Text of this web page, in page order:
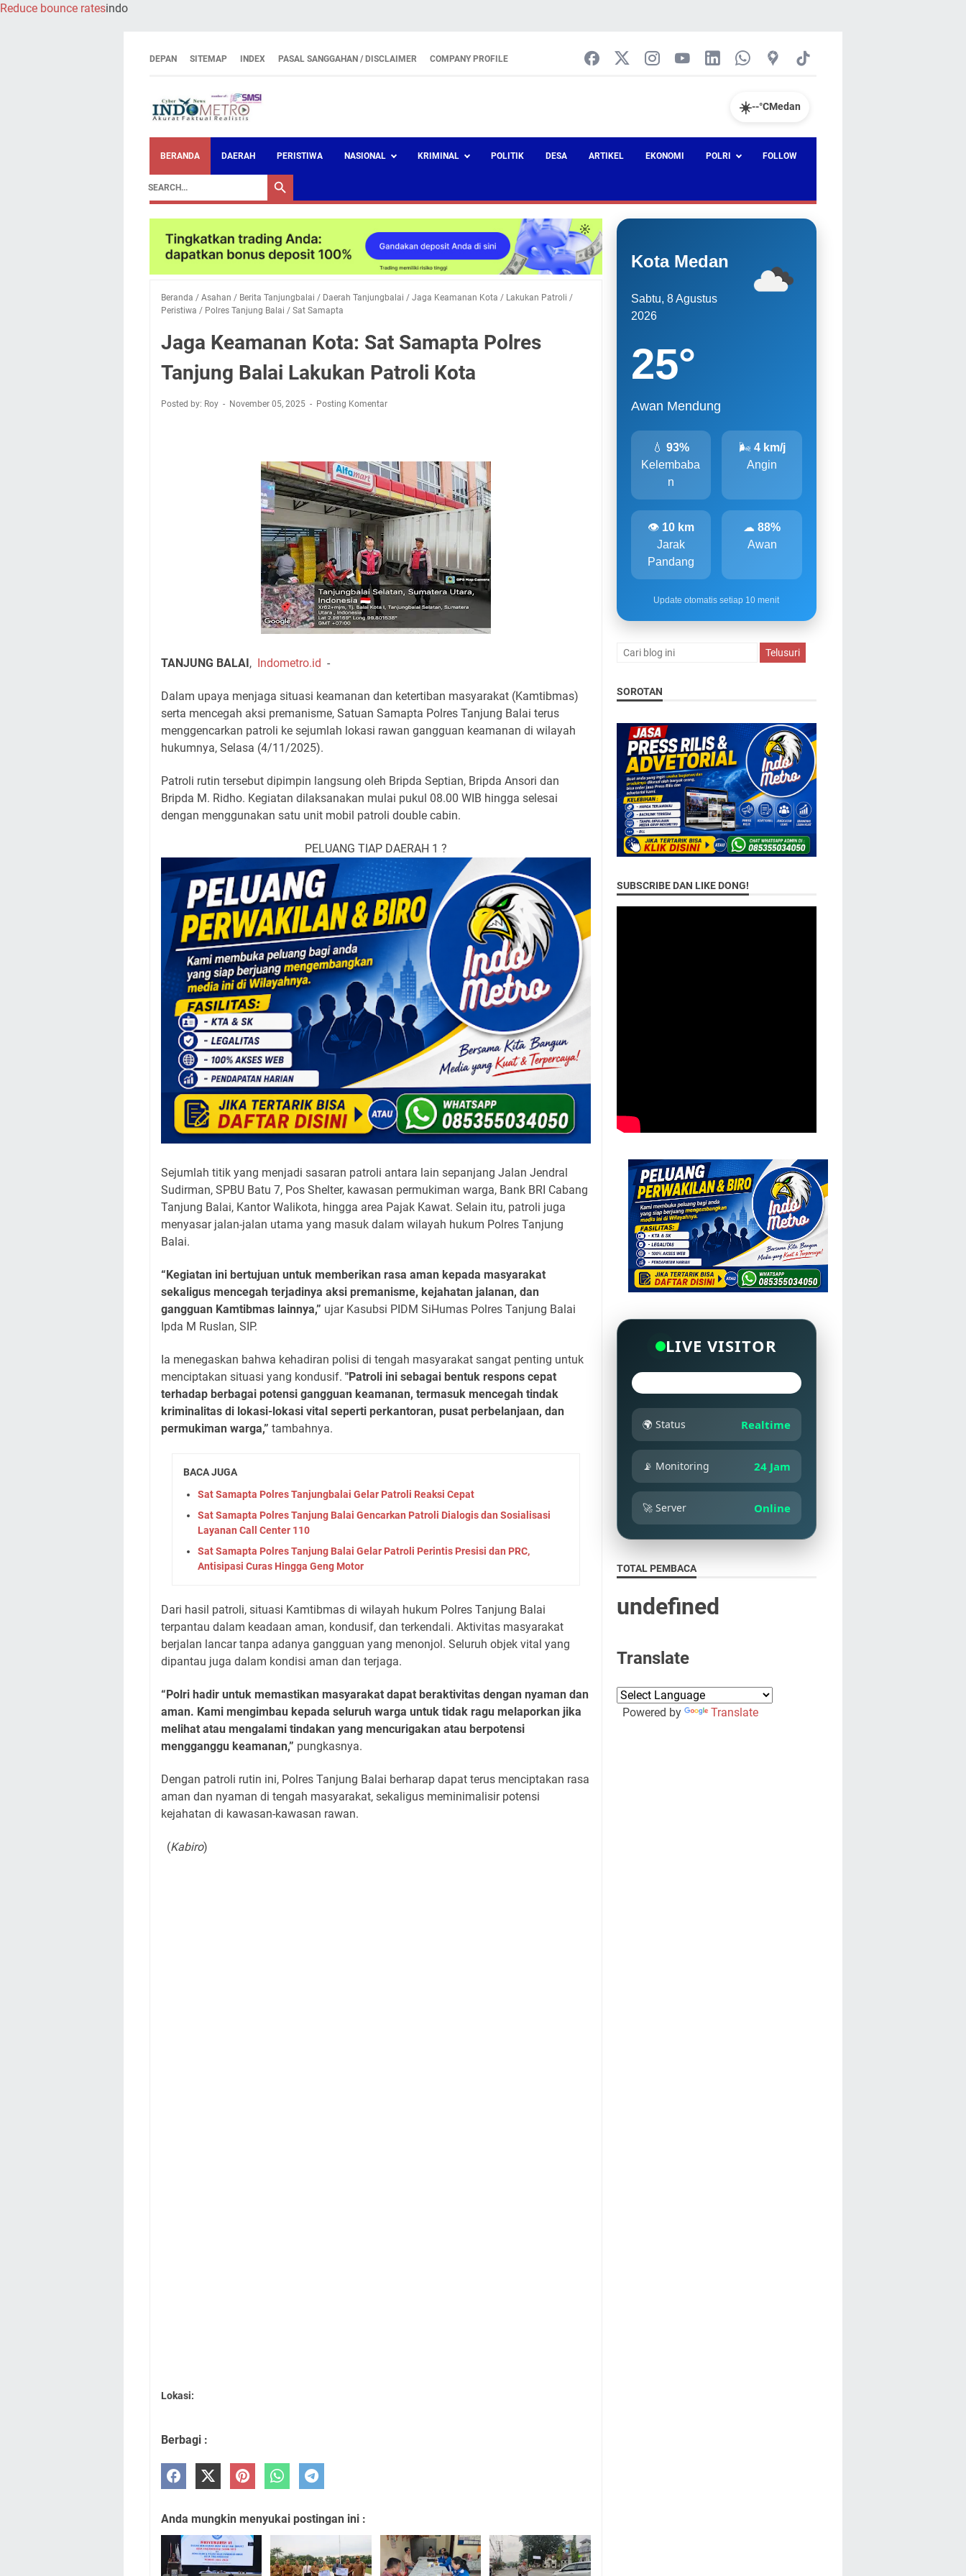
Reduce bounce ratesindo
DEPAN SITEMAP INDEX PASAL SANGGAHAN / DISCLAIMER COMPANY PROFILE
☀️--°CMedan
BERANDA DAERAH PERISTIWA NASIONAL KRIMINAL POLITIK DESA ARTIKEL EKONOMI POLRI FOLLOW
Beranda / Asahan / Berita Tanjungbalai / Daerah Tanjungbalai / Jaga Keamanan Kota / Lakukan Patroli /
Peristiwa / Polres Tanjung Balai / Sat Samapta
Jaga Keamanan Kota: Sat Samapta Polres
Tanjung Balai Lakukan Patroli Kota
Posted by: Roy November 05, 2025 Posting Komentar
TANJUNG BALAI, Indometro.id -
Dalam upaya menjaga situasi keamanan dan ketertiban masyarakat (Kamtibmas)
serta mencegah aksi premanisme, Satuan Samapta Polres Tanjung Balai terus
menggencarkan patroli ke sejumlah lokasi rawan gangguan keamanan di wilayah
hukumnya, Selasa (4/11/2025).
Patroli rutin tersebut dipimpin langsung oleh Bripda Septian, Bripda Ansori dan
Bripda M. Ridho. Kegiatan dilaksanakan mulai pukul 08.00 WIB hingga selesai
dengan menggunakan satu unit mobil patroli double cabin.
PELUANG TIAP DAERAH 1 ?
Sejumlah titik yang menjadi sasaran patroli antara lain sepanjang Jalan Jendral
Sudirman, SPBU Batu 7, Pos Shelter, kawasan permukiman warga, Bank BRI Cabang
Tanjung Balai, Kantor Walikota, hingga area Pajak Kawat. Selain itu, patroli juga
menyasar jalan-jalan utama yang masuk dalam wilayah hukum Polres Tanjung
Balai.
“Kegiatan ini bertujuan untuk memberikan rasa aman kepada masyarakat
sekaligus mencegah terjadinya aksi premanisme, kejahatan jalanan, dan
gangguan Kamtibmas lainnya,” ujar Kasubsi PIDM SiHumas Polres Tanjung Balai
Ipda M Ruslan, SIP.
Ia menegaskan bahwa kehadiran polisi di tengah masyarakat sangat penting untuk
menciptakan situasi yang kondusif. "Patroli ini sebagai bentuk respons cepat
terhadap berbagai potensi gangguan keamanan, termasuk mencegah tindak
kriminalitas di lokasi-lokasi vital seperti perkantoran, pusat perbelanjaan, dan
permukiman warga,” tambahnya.
BACA JUGA
Sat Samapta Polres Tanjungbalai Gelar Patroli Reaksi Cepat
Sat Samapta Polres Tanjung Balai Gencarkan Patroli Dialogis dan Sosialisasi
Layanan Call Center 110
Sat Samapta Polres Tanjung Balai Gelar Patroli Perintis Presisi dan PRC,
Antisipasi Curas Hingga Geng Motor
Dari hasil patroli, situasi Kamtibmas di wilayah hukum Polres Tanjung Balai
terpantau dalam keadaan aman, kondusif, dan terkendali. Aktivitas masyarakat
berjalan lancar tanpa adanya gangguan yang menonjol. Seluruh objek vital yang
dipantau juga dalam kondisi aman dan terjaga.
“Polri hadir untuk memastikan masyarakat dapat beraktivitas dengan nyaman dan
aman. Kami mengimbau kepada seluruh warga untuk tidak ragu melaporkan jika
melihat atau mengalami tindakan yang mencurigakan atau berpotensi
mengganggu keamanan,” pungkasnya.
Dengan patroli rutin ini, Polres Tanjung Balai berharap dapat terus menciptakan rasa
aman dan nyaman di tengah masyarakat, sekaligus meminimalisir potensi
kejahatan di kawasan-kawasan rawan.
(Kabiro)
Lokasi:
Berbagi :
Anda mungkin menyukai postingan ini :
Kota Medan
Sabtu, 8 Agustus
2026
25°
Awan Mendung
💧93%
Kelembaba
n
🌬 4 km/j
Angin
👁 10 km
Jarak
Pandang
☁88%
Awan
Update otomatis setiap 10 menit
SOROTAN
SUBSCRIBE DAN LIKE DONG!
LIVE VISITOR
🌍 Status Realtime
📡 Monitoring 24 Jam
🚀 Server Online
TOTAL PEMBACA
undefned
Translate
Powered by Translate